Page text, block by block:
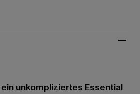
unkompliziertes Essential